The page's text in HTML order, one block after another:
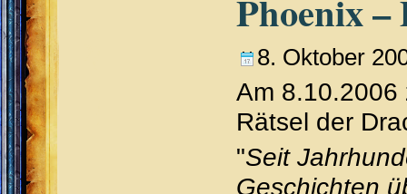
Phoenix –
8. Oktober
Am 8.10.2006
Rätsel der
"Seit
Geschichten